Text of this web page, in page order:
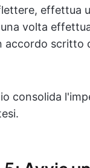
effettua
volta
accordo scritto
consolida